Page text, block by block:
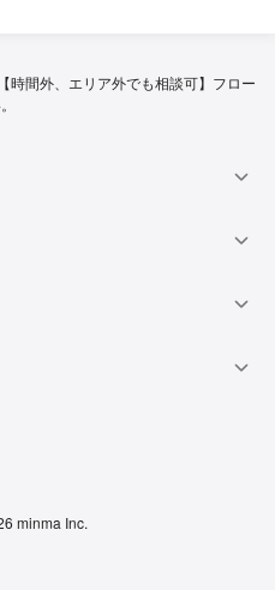
【時間外、エリア外でも相談可】フロー
minma Inc.